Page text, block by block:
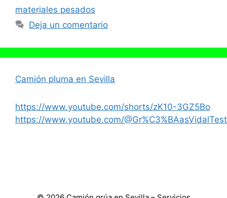
materiales pesados
Deja un comentario
Camión pluma en Sevilla
https://www.youtube.com/shorts/zK10-3GZ5Bo
https://www.youtube.com/